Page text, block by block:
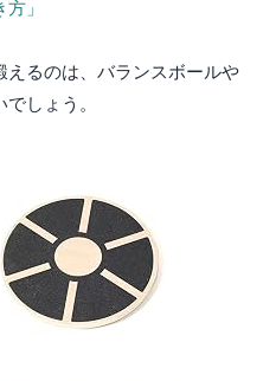
」
えるのは、バランスボールや
しょう。